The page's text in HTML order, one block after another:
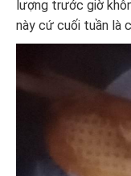
lượng trước giờ
này cứ cuối tuần là